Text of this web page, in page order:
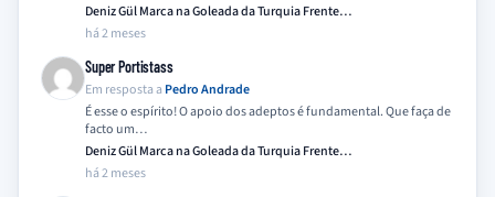
Deniz Gül Marca na Goleada da Turquia Frente…
há 2 meses
Super Portistass
Em resposta a Pedro Andrade
É esse o espírito! O apoio dos adeptos é fundamental. Que faça de
facto um…
Deniz Gül Marca na Goleada da Turquia Frente…
há 2 meses